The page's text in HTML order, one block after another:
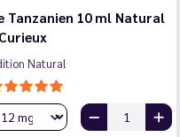
Tanzanien 10 ml Natural
Natural